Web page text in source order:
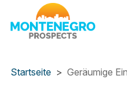
zum
Startseite Geräumige